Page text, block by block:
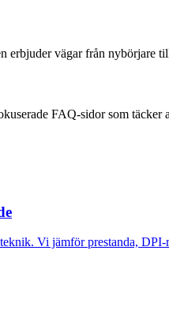
erbjuder vägar från nybörjare
FAQ-sidor som
Vi jämför prestanda,